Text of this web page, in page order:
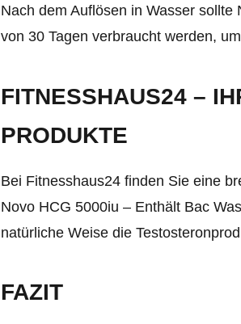
Nach dem Auflösen in Wasser
von 30 Tagen verbraucht werden,
FITNESSHAUS24 –
PRODUKTE
Bei Fitnesshaus24 finden Sie eine
Novo HCG 5000iu – Enthält Bac
natürliche Weise die
FAZIT